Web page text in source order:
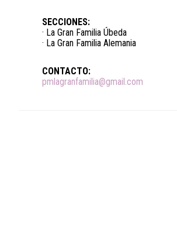
SECCIONES:
· La Gran Familia Úbeda
· La Gran Familia Alemania
CONTACTO:
pmlagranfamilia@gmail.com